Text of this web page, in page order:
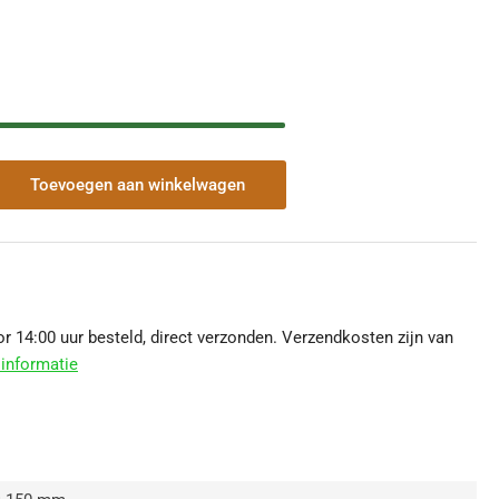
Toevoegen aan winkelwagen
14:00 uur besteld, direct verzonden. Verzendkosten zijn van